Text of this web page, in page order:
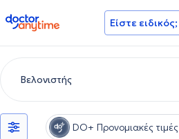
doctoranytime Είστε ειδικός;
DO+ Προνομιακές τιμές